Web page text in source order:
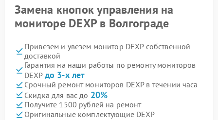
Замена кнопок управления на
мониторе DEXP в Волгограде
Привезем и увезем монитор DEXP собственной
доставкой
Гарантия на наши работы по ремонту мониторов
DEXP до 3-х лет
Срочный ремонт мониторов DEXP в течении часа
Скидка для вас до 20%
Получите 1500 рублей на ремонт
Оригинальные комплектующие DEXP